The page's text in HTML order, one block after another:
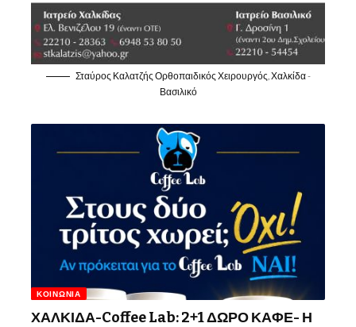
Σταύρος Καλατζής Ορθοπαιδικός Χειρουργός, Χαλκίδα -
Βασιλικό
ΚΟΙΝΩΝΊΑ
ΧΑΛΚΙΔΑ-Coffee Lab: 2+1 ΔΩΡΟ ΚΑΦΕ- Η